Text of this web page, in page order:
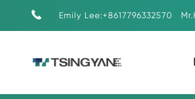
 Emily Lee:+8617796332570